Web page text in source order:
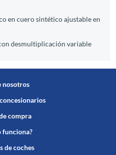
en cuero sintético ajustable en
desmultiplicación variable
nosotros
compra
funciona?
de coches